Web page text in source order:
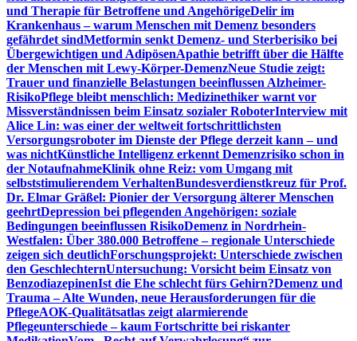
und Therapie für Betroffene und AngehörigeDelir im
Krankenhaus – warum Menschen mit Demenz besonders
gefährdet sindMetformin senkt Demenz- und Sterberisiko bei
Übergewichtigen und AdipösenApathie betrifft über die Hälfte
der Menschen mit Lewy-Körper-DemenzNeue Studie zeigt:
Trauer und finanzielle Belastungen beeinflussen Alzheimer-
RisikoPflege bleibt menschlich: Medizinethiker warnt vor
Missverständnissen beim Einsatz sozialer RoboterInterview mit
Alice Lin: was einer der weltweit fortschrittlichsten
Versorgungsroboter im Dienste der Pflege derzeit kann – und
was nichtKünstliche Intelligenz erkennt Demenzrisiko schon in
der NotaufnahmeKlinik ohne Reiz: vom Umgang mit
selbststimulierendem VerhaltenBundesverdienstkreuz für Prof.
Dr. Elmar Gräßel: Pionier der Versorgung älterer Menschen
geehrtDepression bei pflegenden Angehörigen: soziale
Bedingungen beeinflussen RisikoDemenz in Nordrhein-
Westfalen: Über 380.000 Betroffene – regionale Unterschiede
zeigen sich deutlichForschungsprojekt: Unterschiede zwischen
den GeschlechternUntersuchung: Vorsicht beim Einsatz von
BenzodiazepinenIst die Ehe schlecht fürs Gehirn?Demenz und
Trauma – Alte Wunden, neue Herausforderungen für die
PflegeAOK-Qualitätsatlas zeigt alarmierende
Pflegeunterschiede – kaum Fortschritte bei riskanter